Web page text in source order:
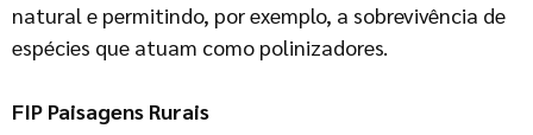
natural e permitindo, por exemplo, a sobrevivência de
espécies que atuam como polinizadores.
FIP Paisagens Rurais